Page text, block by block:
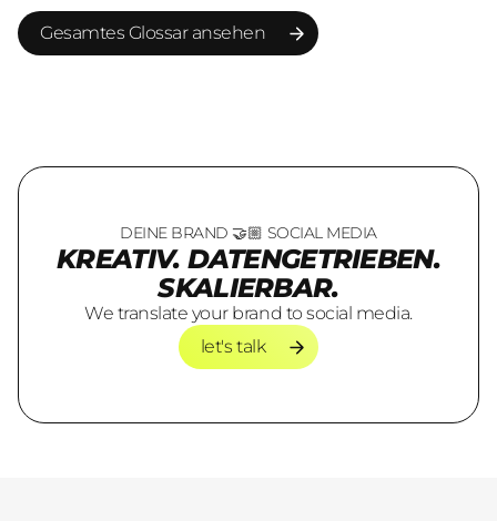
Plattform-Dynamiken zu werden.
Gesamtes Glossar ansehen
Gesamtes Glossar ansehen
DEINE BRAND 🤝🏼 SOCIAL MEDIA
KREATIV. DATENGETRIEBEN.
SKALIERBAR.
We translate your brand to social media.
let's talk
let's talk